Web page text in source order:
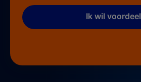
Ik wil voordeel